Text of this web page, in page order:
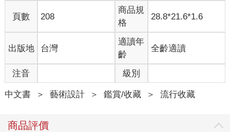
頁數 208
商品規
格
28.8*21.6*1.6
出版地 台灣
適讀年
齡
全齡適讀
注音 級別
中文書 ＞ 藝術設計 ＞ 鑑賞/收藏 ＞ 流行收藏
商品評價